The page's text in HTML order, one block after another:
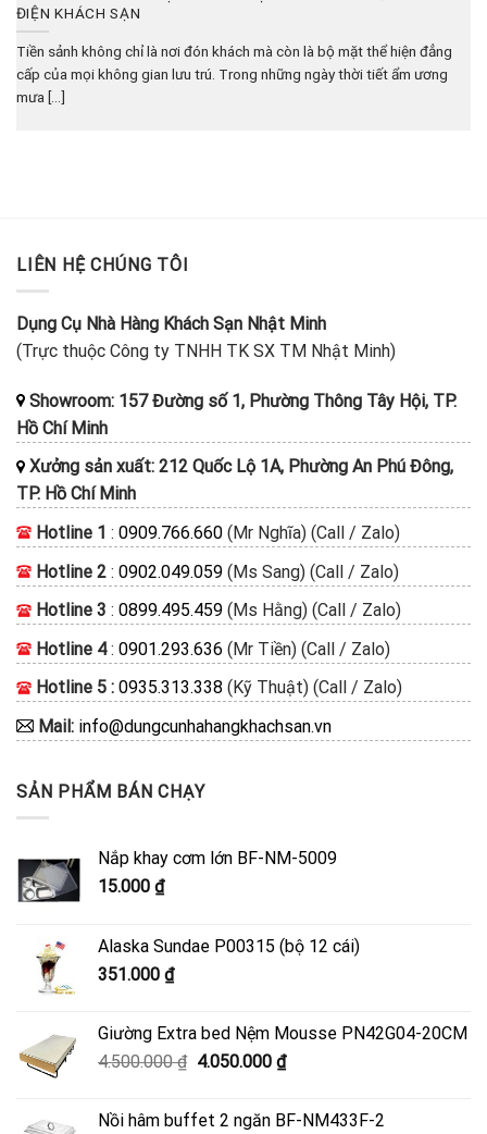
ĐIỆN KHÁCH SẠN
Tiền sảnh không chỉ là nơi đón khách mà còn là bộ mặt thể hiện đẳng
cấp của mọi không gian lưu trú. Trong những ngày thời tiết ẩm ương
mưa [...]
LIÊN HỆ CHÚNG TÔI
Dụng Cụ Nhà Hàng Khách Sạn Nhật Minh
(Trực thuộc Công ty TNHH TK SX TM Nhật Minh)
Showroom: 157 Đường số 1, Phường Thông Tây Hội, TP.
Hồ Chí Minh
Xưởng sản xuất: 212 Quốc Lộ 1A, Phường An Phú Đông,
TP. Hồ Chí Minh
Hotline 1 : 0909.766.660 (Mr Nghĩa) (Call / Zalo)
Hotline 2 : 0902.049.059 (Ms Sang) (Call / Zalo)
Hotline 3 : 0899.495.459 (Ms Hằng) (Call / Zalo)
Hotline 4: 0901.293.636 (Mr Tiền) (Call / Zalo)
Hotline 5 : 0935.313.338 (Kỹ Thuật) (Call / Zalo)
Mail: info@dungcunhahangkhachsan.vn
SẢN PHẨM BÁN CHẠY
Nắp khay cơm lớn BF-NM-5009
15.000 ₫
Alaska Sundae P00315 (bộ 12 cái)
351.000 ₫
Giường Extra bed Nệm Mousse PN42G04-20CM
4.500.000₫ Giá
4.500.000 ₫.
4.050.000 ₫Giá
là:
Nồi hâm buffet 2 ngăn BF-NM433F-2